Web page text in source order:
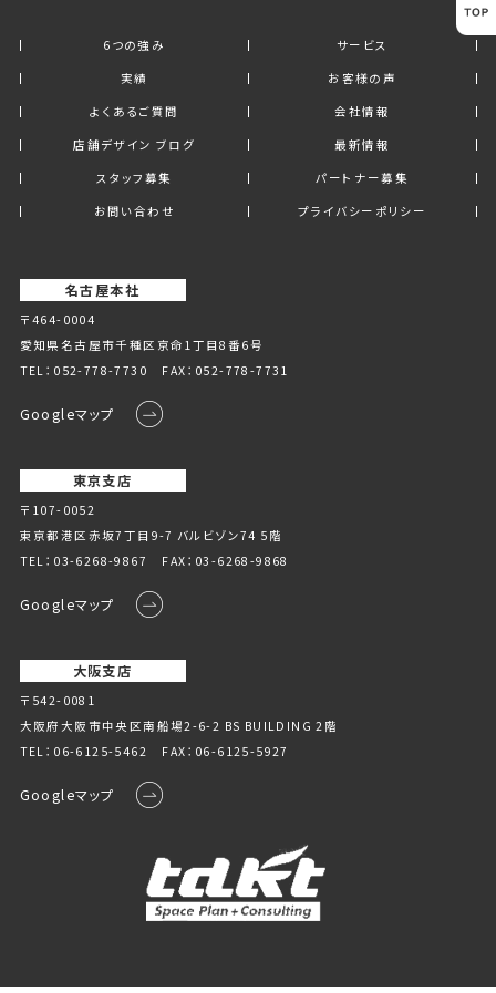
6つの強み
サービス
実績
お客様の声
よくあるご質問
会社情報
店舗デザイン ブログ
最新情報
スタッフ募集
パートナー募集
お問い合わせ
プライバシーポリシー
名古屋本社
〒464-0004
愛知県名古屋市千種区京命1丁⽬8番6号
TEL： 052-778-7730 FAX：052-778-7731
Googleマップ
東京支店
〒107-0052
東京都港区赤坂7丁目9-7 バルビゾン74 5階
TEL： 03-6268-9867 FAX：03-6268-9868
Googleマップ
大阪支店
〒542-0081
大阪府大阪市中央区南船場2-6-2 BS BUILDING 2階
TEL： 06-6125-5462 FAX：06-6125-5927
Googleマップ